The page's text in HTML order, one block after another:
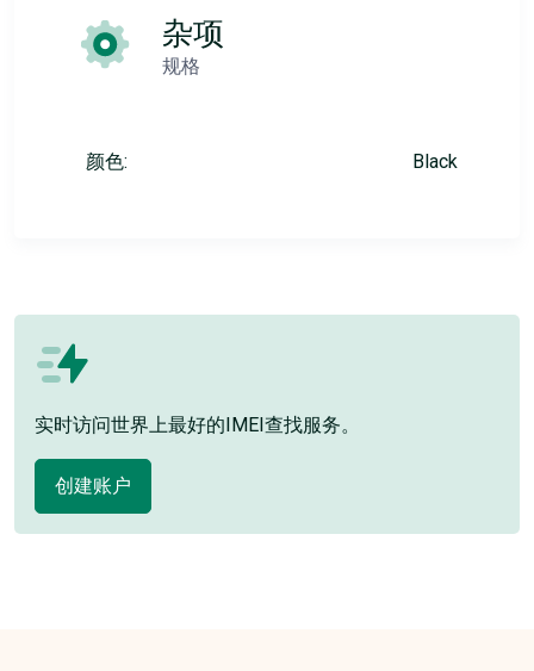
杂项
规格
颜色: Black
实时访问世界上最好的IMEI查找服务。
创建账户